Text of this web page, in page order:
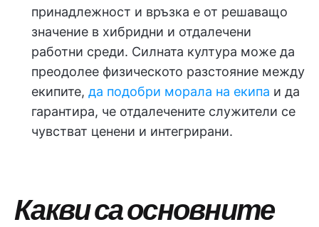
принадлежност и връзка е от решаващо
значение в хибридни и отдалечени
работни среди. Силната култура може да
преодолее физическото разстояние между
екипите, да подобри морала на екипа и да
гарантира, че отдалечените служители се
чувстват ценени и интегрирани.
Какви са основните